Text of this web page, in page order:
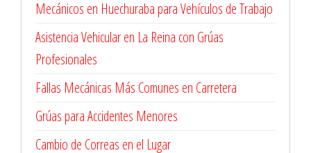
Mecánicos en Huechuraba para Vehículos de Trabajo
Asistencia Vehicular en La Reina con Grúas
Profesionales
Fallas Mecánicas Más Comunes en Carretera
Grúas para Accidentes Menores
Cambio de Correas en el Lugar